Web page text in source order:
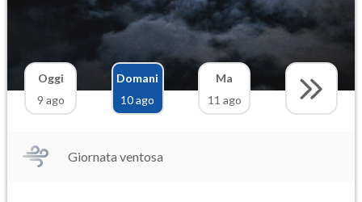
Oggi
9 ago
Domani
10 ago
Ma
11 ago
Giornata ventosa